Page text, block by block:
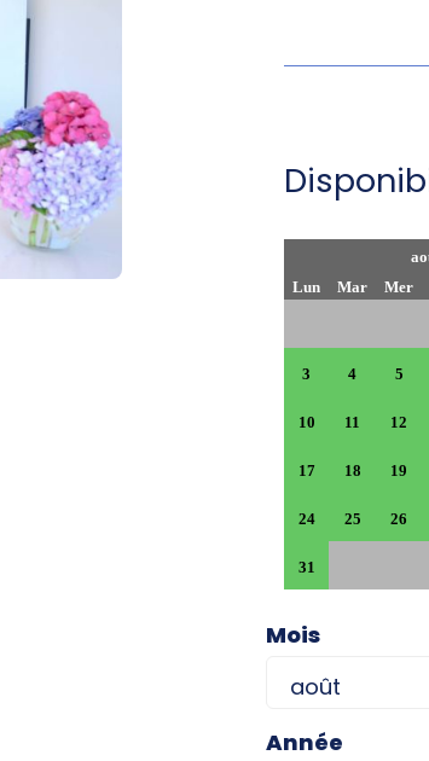
Lun
Mar Mer
3 4 5
10 11 12
17 18 19
24 25 26
31
Mois
Année